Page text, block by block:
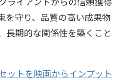
を守り、品質の高い成果物
長期的な関係性を築くこと
ットを映画からインプット